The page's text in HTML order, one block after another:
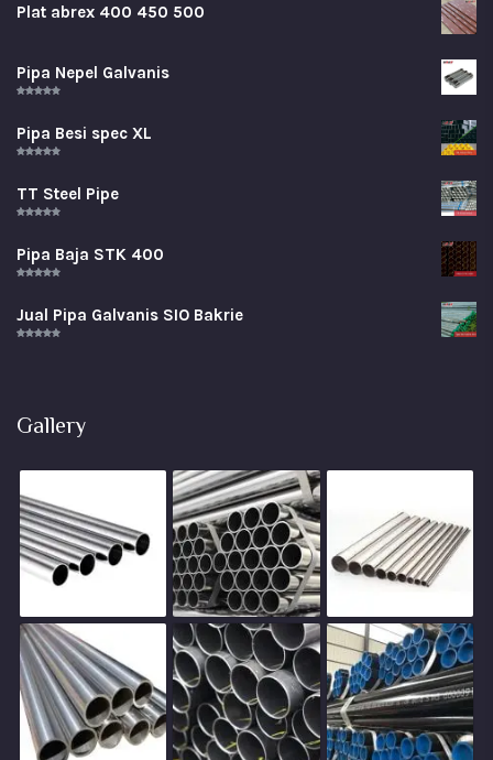
Plat abrex 400 450 500
Pipa Nepel Galvanis
Pipa Besi spec XL
TT Steel Pipe
Pipa Baja STK 400
Jual Pipa Galvanis SIO Bakrie
Gallery